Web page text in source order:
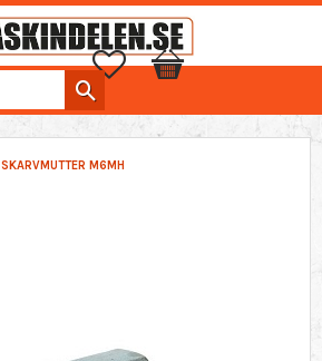
Favoritter
Handlekurv
SKARVMUTTER M6MH